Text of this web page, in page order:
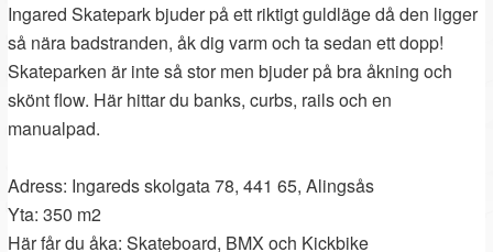
Ingared Skatepark bjuder på ett riktigt guldläge då den ligger
så nära badstranden, åk dig varm och ta sedan ett dopp!
Skateparken är inte så stor men bjuder på bra åkning och
skönt flow. Här hittar du banks, curbs, rails och en
manualpad.
Adress: Ingareds skolgata 78, 441 65, Alingsås
Yta: 350 m2
Här får du åka: Skateboard, BMX och Kickbike